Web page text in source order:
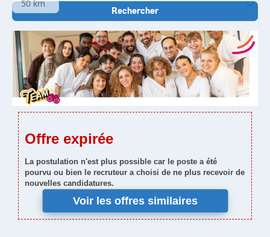
Offre expirée
La postulation n'est plus possible car le poste a été
pourvu ou bien le recruteur a choisi de ne plus recevoir de
nouvelles candidatures.
Voir les offres similaires